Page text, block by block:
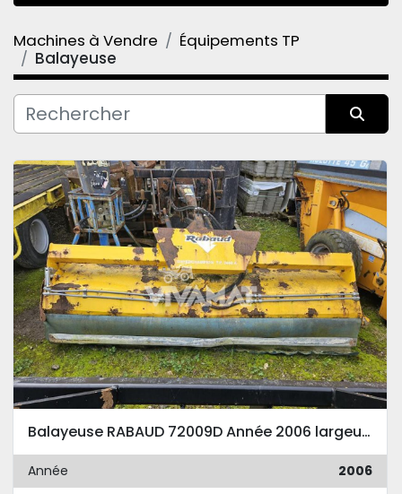
Catégorie
Fabricant
Condition
Machines à Vendre
Équipements TP
Balayeuse
Balayeuse RABAUD 72009D Année 2006 largeur 250cm anciennement sur CAT442
Année
2006